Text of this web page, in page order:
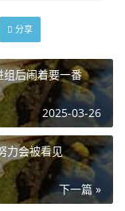
分享
后闹着要一番
2025-03-26
力会被看见
下一篇 »